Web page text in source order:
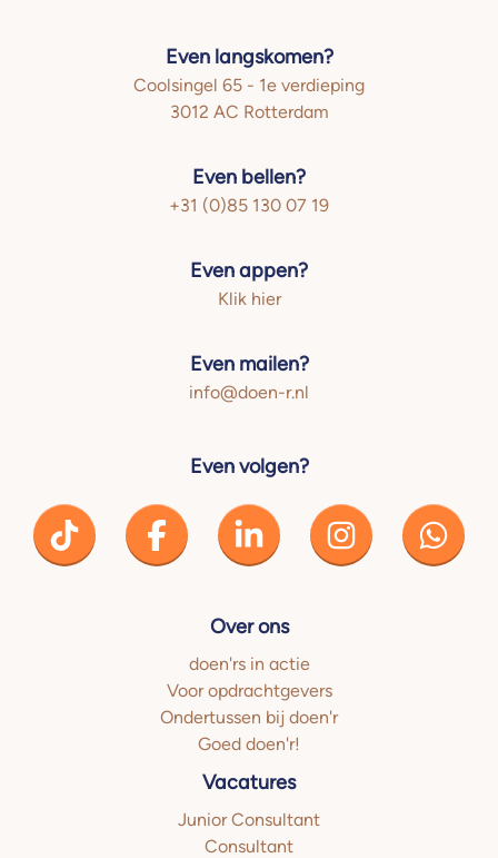
Even langskomen?
Coolsingel 65 - 1e verdieping
3012 AC Rotterdam
Even bellen?
+31 (0)85 130 07 19
Even appen?
Klik hier
Even mailen?
info@doen-r.nl
Even volgen?
Over ons
doen'rs in actie
Voor opdrachtgevers
Ondertussen bij doen'r
Goed doen'r!
Vacatures
Junior Consultant
Consultant